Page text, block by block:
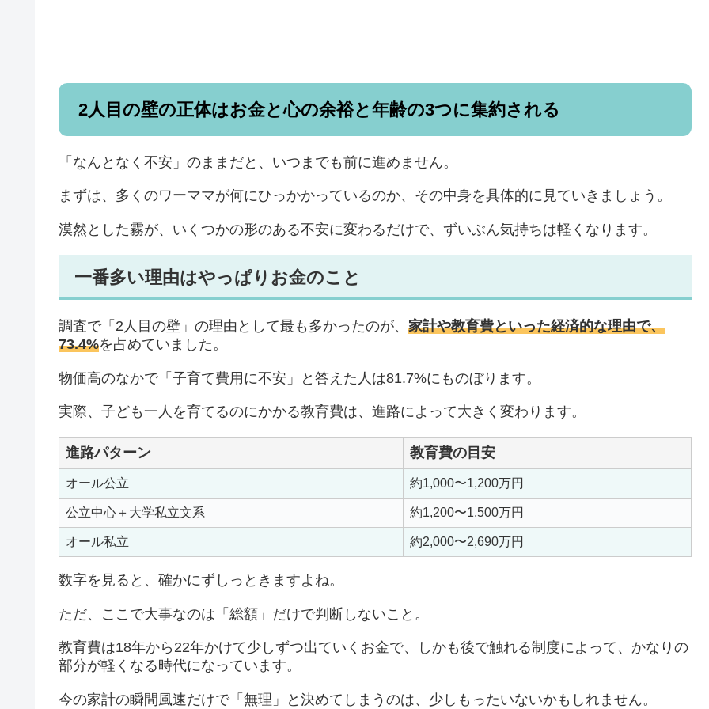
2人目の壁の正体はお金と心の余裕と年齢の3つに集約される
「なんとなく不安」のままだと、いつまでも前に進めません。
まずは、多くのワーママが何にひっかかっているのか、その中身を具体的に見ていきましょう。
漠然とした霧が、いくつかの形のある不安に変わるだけで、ずいぶん気持ちは軽くなります。
一番多い理由はやっぱりお金のこと
調査で「2人目の壁」の理由として最も多かったのが、 家計や教育費といった経済的な理由で、
73.4%を占めていました。
物価高のなかで「子育て費用に不安」と答えた人は81.7%にものぼります。
実際、子ども一人を育てるのにかかる教育費は、進路によって大きく変わります。
進路パターン 教育費の目安
オール公立 約1,000〜1,200万円
公立中心＋大学私立文系 約1,200〜1,500万円
オール私立 約2,000〜2,690万円
数字を見ると、確かにずしっときますよね。
ただ、ここで大事なのは「総額」だけで判断しないこと。
教育費は18年から22年かけて少しずつ出ていくお金で、しかも後で触れる制度によって、かなりの
部分が軽くなる時代になっています。
今の家計の瞬間風速だけで「無理」と決めてしまうのは、少しもったいないかもしれません。